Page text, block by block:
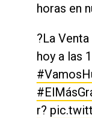
horas en
?La
hoy a las
r?